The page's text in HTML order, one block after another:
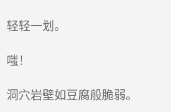
轻轻一划。
嗤！
洞穴岩壁如豆腐般脆弱。